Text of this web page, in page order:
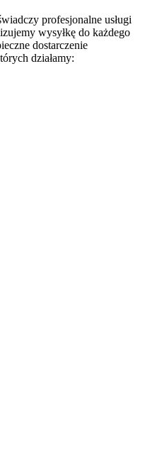
profesjonalne usługi
wysyłkę do każdego
dostarczenie
działamy: